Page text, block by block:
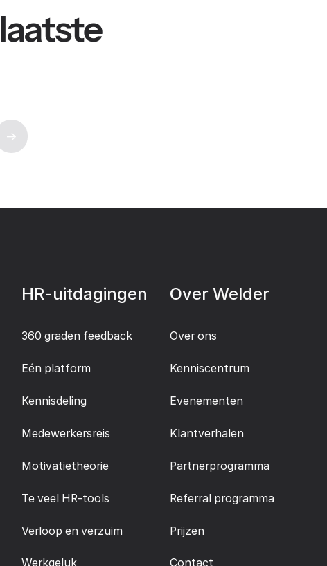
HR-uitdagingen
360 graden feedback
Eén platform
Kennisdeling
Medewerkersreis
Motivatietheorie
Te veel HR-tools
Verloop en verzuim
Werkgeluk
Over Welder
Over ons
Kenniscentrum
Evenementen
Klantverhalen
Partnerprogramma
Referral programma
Prijzen
Contact